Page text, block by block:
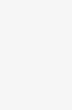
Шынибек